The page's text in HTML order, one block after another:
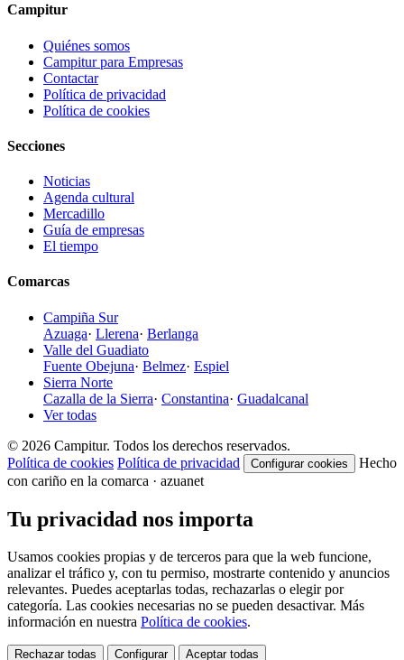
Campitur
Quiénes somos
Campitur para Empresas
Contactar
Política de privacidad
Política de cookies
Secciones
Noticias
Agenda cultural
Mercadillo
Guía de empresas
El tiempo
Comarcas
Campiña Sur
Azuaga· Llerena· Berlanga
Valle del Guadiato
Fuente Obejuna· Belmez· Espiel
Sierra Norte
Cazalla de la Sierra· Constantina· Guadalcanal
Ver todas
© 2026 Campitur. Todos los derechos reservados.
Política de cookies Política de privacidad Configurar cookies
Hecho
con cariño en la comarca · azuanet
Tu privacidad nos importa
Usamos cookies propias y de terceros para que la web funcione,
analizar el tráfico y, con tu permiso, mostrarte contenido y anuncios
relevantes. Puedes aceptarlas todas, rechazarlas o elegir por
categoría. Las cookies necesarias no se pueden desactivar. Más
información en nuestra Política de cookies.
Rechazar todas Configurar Aceptar todas